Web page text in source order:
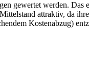
gewertet werden.
attraktiv, da
Kostenabzug)